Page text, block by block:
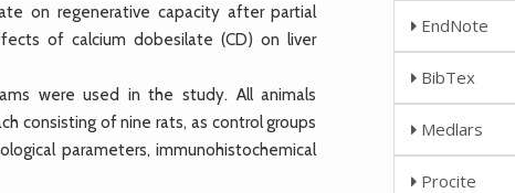
on regenerative capacity after partial
of calcium dobesilate (CD) on liver
were used in the study. All animals
consisting of nine rats, as control groups
parameters, immunohistochemical
EndNote
BibTex
Medlars
Procite